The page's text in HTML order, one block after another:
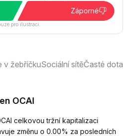
Záporné
pro ilustraci.
v žebříčkuSociální sítěČasté
OCAI
celkovou tržní kapitalizaci
změnu o 0.00% za posledních